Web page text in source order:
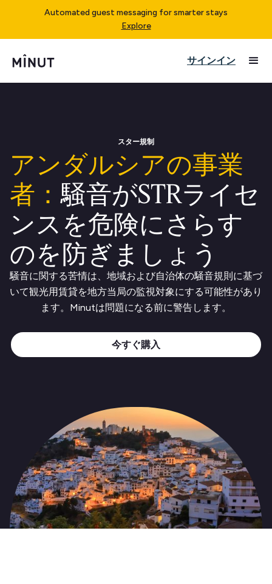
Automated guest messaging for smarter stays
Explore
サインイン
スター規制
アンダルシアの事業
者：騒音がSTRライセ
ンスを危険にさらす
のを防ぎましょう
騒音に関する苦情は、地域および自治体の騒音規則に基づ
いて観光用賃貸を地方当局の監視対象にする可能性があり
ます。Minutは問題になる前に警告します。
今すぐ購入